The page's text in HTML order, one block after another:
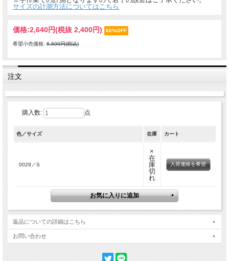
サイズの計測方法についてはこちら
価格:2,640円(税抜 2,400円) 60%OFF
希望小売価格: 6,600円(税込)
注文
購入数: 点
色／サイズ 在庫 カート
0029／S
×
在
庫
切
れ
入荷連絡を希望
返品についての詳細はこちら
お問い合わせ